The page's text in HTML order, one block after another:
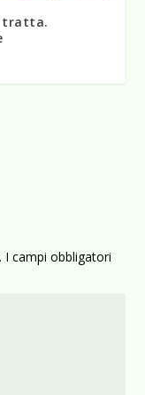
tratta.
I campi obbligatori